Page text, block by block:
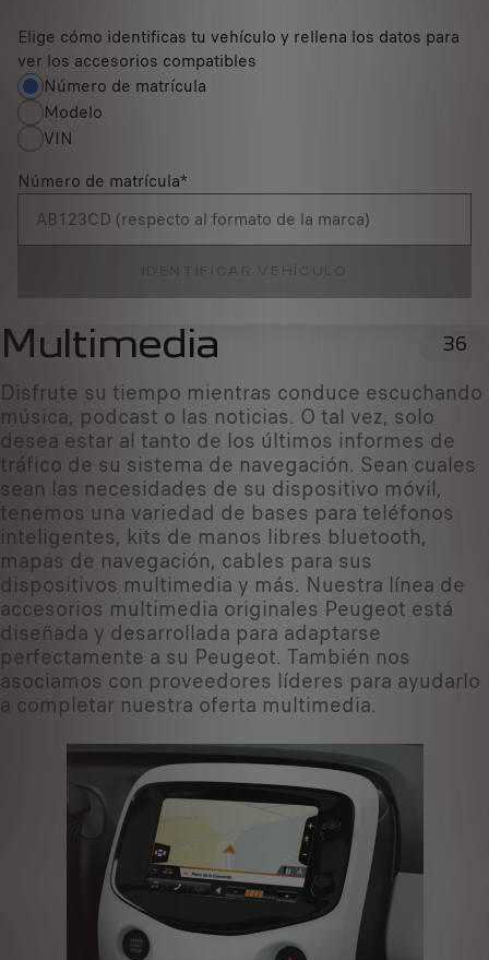
Elige cómo identificas tu vehículo y rellena los datos para
ver los accesorios compatibles
Número de matrícula
Modelo
VIN
Número de matrícula*
Multimedia 36
Disfrute su tiempo mientras conduce escuchando
música, podcast o las noticias. O tal vez, solo
desea estar al tanto de los últimos informes de
tráfico de su sistema de navegación. Sean cuales
sean las necesidades de su dispositivo móvil,
tenemos una variedad de bases para teléfonos
inteligentes, kits de manos libres bluetooth,
mapas de navegación, cables para sus
dispositivos multimedia y más. Nuestra línea de
accesorios multimedia originales Peugeot está
diseñada y desarrollada para adaptarse
perfectamente a su Peugeot. También nos
asociamos con proveedores líderes para ayudarlo
a completar nuestra oferta multimedia.